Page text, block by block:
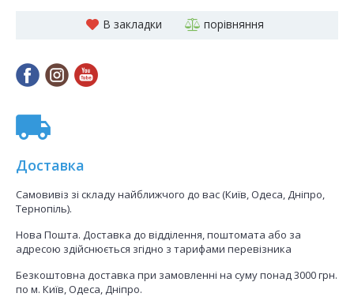
В закладки порівняння
Доставка
Самовивіз зі складу найближчого до вас (Київ, Одеса, Дніпро,
Тернопіль).
Нова Пошта. Доставка до відділення, поштомата або за
адресою здійснюється згідно з тарифами перевізника
Безкоштовна доставка при замовленні на суму понад 3000 грн.
по м. Київ, Одеса, Дніпро.